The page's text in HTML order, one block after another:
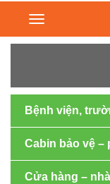
Toggle
Bệnh viện,
Cabin bảo vệ –
Cửa hàng –